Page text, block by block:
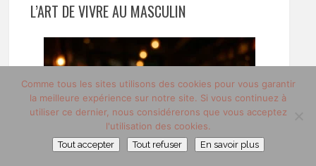
L’ART DE VIVRE AU MASCULIN
Comme tous les sites utilisons des cookies pour vous garantir
la meilleure expérience sur notre site. Si vous continuez à
utiliser ce dernier, nous considérerons que vous acceptez
l'utilisation des cookies.
Tout accepter Tout refuser En savoir plus